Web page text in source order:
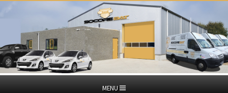
MENU